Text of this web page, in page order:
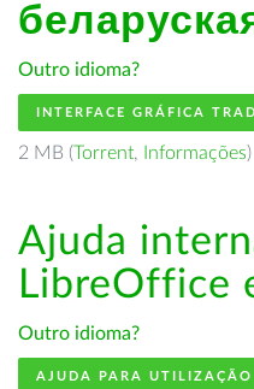
Outro idioma?
INTERFACE GRÁFICA
2 MB (Torrent, Informações)
Ajuda
LibreOffice
Outro idioma?
AJUDA PARA UTILIZAÇÃO